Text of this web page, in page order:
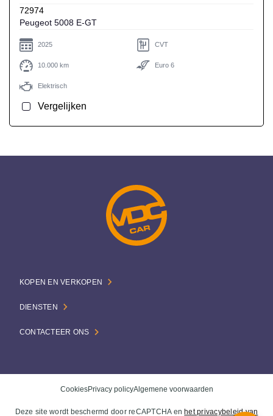
72974
Peugeot 5008 E-GT
2025 CVT
10.000 km Euro 6
Elektrisch
Vergelijken
KOPEN EN VERKOPEN
DIENSTEN
CONTACTEER ONS
CookiesPrivacy policyAlgemene voorwaarden
Deze site wordt beschermd door reCAPTCHA en het privacybeleid van